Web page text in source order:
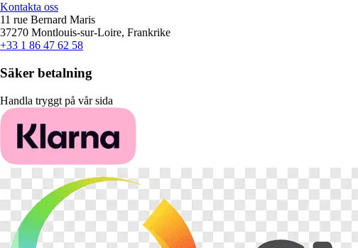
Kontakta oss
11 rue Bernard Maris
37270 Montlouis-sur-Loire, Frankrike
+33 1 86 47 62 58
Säker betalning
Handla tryggt på vår sida